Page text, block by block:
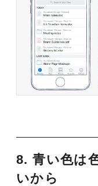
8. 青い色は
いから